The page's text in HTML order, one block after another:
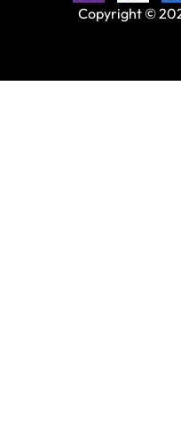
Copyright ©